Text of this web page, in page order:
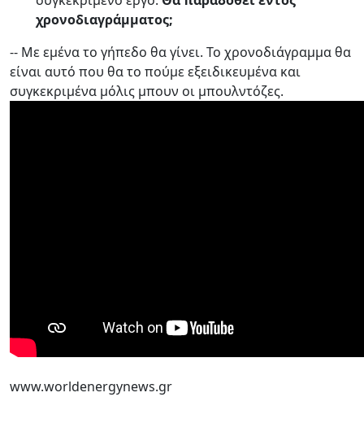
χρονοδιαγράμματος;
-- Με εμένα το γήπεδο θα γίνει. Το χρονοδιάγραμμα θα
είναι αυτό που θα το πούμε εξειδικευμένα και
συγκεκριμένα μόλις μπουν οι μπουλντόζες.
www.worldenergynews.gr